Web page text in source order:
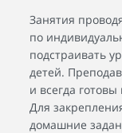
Занятия
по
подстраивать
детей.
и всегда
Для
домашние